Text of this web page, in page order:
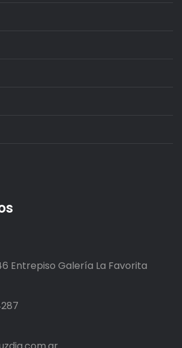
Entrepiso Galería La Favorita